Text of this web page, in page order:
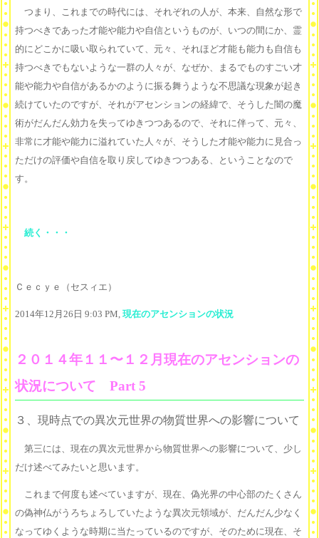
つまり、これまでの時代には、それぞれの人が、本来、自然な形で
持つべきであった才能や能力や自信というものが、いつの間にか、霊
的にどこかに吸い取られていて、元々、それほど才能も能力も自信も
持つべきでもないような一群の人々が、なぜか、まるでものすごい才
能や能力や自信があるかのように振る舞うような不思議な現象が起き
続けていたのですが、それがアセンションの経緯で、そうした闇の魔
術がだんだん効力を失ってゆきつつあるので、それに伴って、元々、
非常に才能や能力に溢れていた人々が、そうした才能や能力に見合っ
ただけの評価や自信を取り戻してゆきつつある、ということなので
す。
続く・・・
Ｃｅｃｙｅ（セスィエ）
2014年12月26日 9:03 PM, 現在のアセンションの状況
２０１４年１１〜１２月現在のアセンションの
状況について Part 5
３、現時点での異次元世界の物質世界への影響について
第三には、現在の異次元世界から物質世界への影響について、少し
だけ述べてみたいと思います。
これまで何度も述べていますが、現在、偽光界の中心部のたくさん
の偽神仏がうろちょろしていたような異次元領域が、だんだん少なく
なってゆくような時期に当たっているのですが、そのために現在、そ